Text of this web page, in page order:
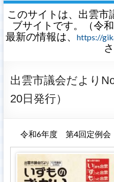
このサイトは、出雲市
ブサイトです。（令
最新の情報は、
https://
出雲市議会だより
20日発行）
令和6年度 第4回定例会